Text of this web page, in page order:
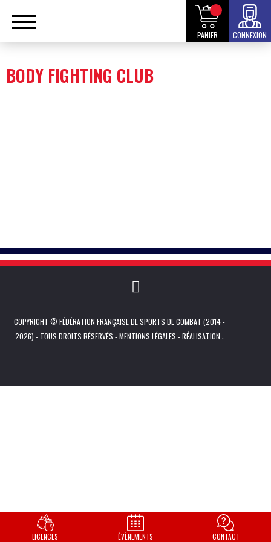
PANIER CONNEXION
BODY FIGHTING CLUB
COPYRIGHT © FÉDÉRATION FRANÇAISE DE SPORTS DE COMBAT (2014 -
2026) - TOUS DROITS RÉSERVÉS -MENTIONS LÉGALES - RÉALISATION :
LICENCES ÉVÈNEMENTS CONTACT